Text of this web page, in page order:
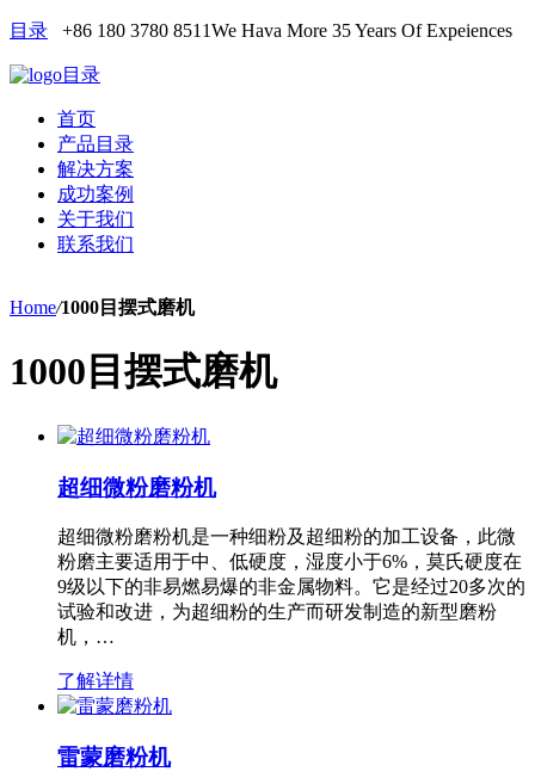
目录 +86 180 3780 8511We Hava More 35 Years Of Expeiences
目录
首页
产品目录
解决方案
成功案例
关于我们
联系我们
Home/1000目摆式磨机
1000目摆式磨机
超细微粉磨粉机
超细微粉磨粉机是一种细粉及超细粉的加工设备，此微
粉磨主要适用于中、低硬度，湿度小于6%，莫氏硬度在
9级以下的非易燃易爆的非金属物料。它是经过20多次的
试验和改进，为超细粉的生产而研发制造的新型磨粉
机，…
了解详情
雷蒙磨粉机